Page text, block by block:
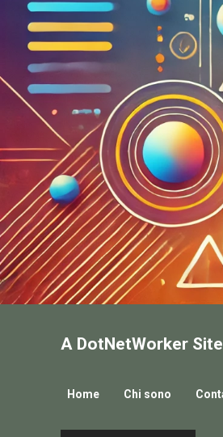
A DotNetWorker
Home Chi sono